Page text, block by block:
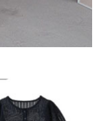
現惡意使用之情形，
採取法律行動。